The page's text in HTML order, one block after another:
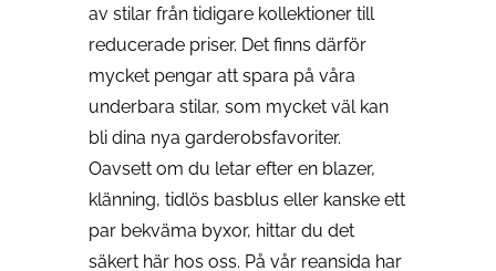
av stilar från tidigare kollektioner till
reducerade priser. Det finns därför
mycket pengar att spara på våra
underbara stilar, som mycket väl kan
bli dina nya garderobsfavoriter.
Oavsett om du letar efter en blazer,
klänning, tidlös basblus eller kanske ett
par bekväma byxor, hittar du det
säkert här hos oss. På vår reansida har